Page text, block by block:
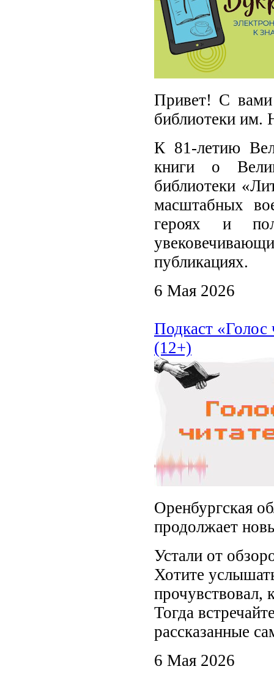
Привет! С вами
библиотеки им.
К 81‑летию
книги о
библиотеки
масштабных
героях и
публикациях.
6 Мая 2026
Подкаст «Голос
(12+)
Оренбургская
продолжает
Устали от
Хотите
прочувствовал,
Тогда
рассказанные
6 Мая 2026